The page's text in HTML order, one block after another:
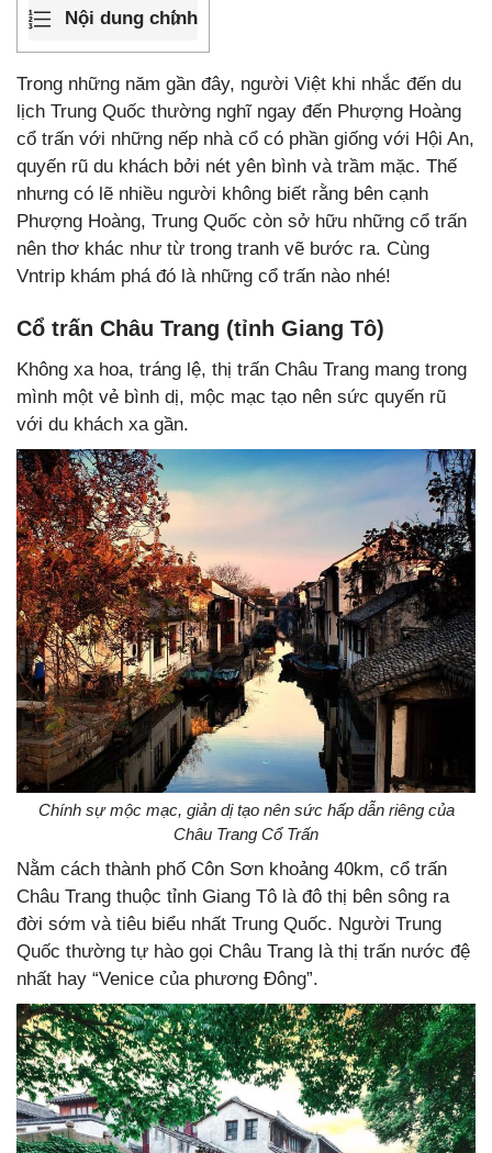
Nội dung chính
Trong những năm gần đây, người Việt khi nhắc đến du
lịch Trung Quốc thường nghĩ ngay đến Phượng Hoàng
cổ trấn với những nếp nhà cổ có phần giống với Hội An,
quyến rũ du khách bởi nét yên bình và trầm mặc. Thế
nhưng có lẽ nhiều người không biết rằng bên cạnh
Phượng Hoàng, Trung Quốc còn sở hữu những cổ trấn
nên thơ khác như từ trong tranh vẽ bước ra. Cùng
Vntrip khám phá đó là những cổ trấn nào nhé!
Cổ trấn Châu Trang (tỉnh Giang Tô)
Không xa hoa, tráng lệ, thị trấn Châu Trang mang trong
mình một vẻ bình dị, mộc mạc tạo nên sức quyến rũ
với du khách xa gần.
Chính sự mộc mạc, giản dị tạo nên sức hấp dẫn riêng của
Châu Trang Cổ Trấn
Nằm cách thành phố Côn Sơn khoảng 40km, cổ trấn
Châu Trang thuộc tỉnh Giang Tô là đô thị bên sông ra
đời sớm và tiêu biểu nhất Trung Quốc. Người Trung
Quốc thường tự hào gọi Châu Trang là thị trấn nước đệ
nhất hay “Venice của phương Đông”.